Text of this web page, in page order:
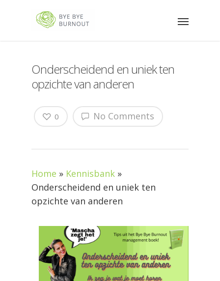
Onderscheidend en uniek ten
opzichte van anderen
No Comments
0
Home » Kennisbank »
Onderscheidend en uniek ten
opzichte van anderen